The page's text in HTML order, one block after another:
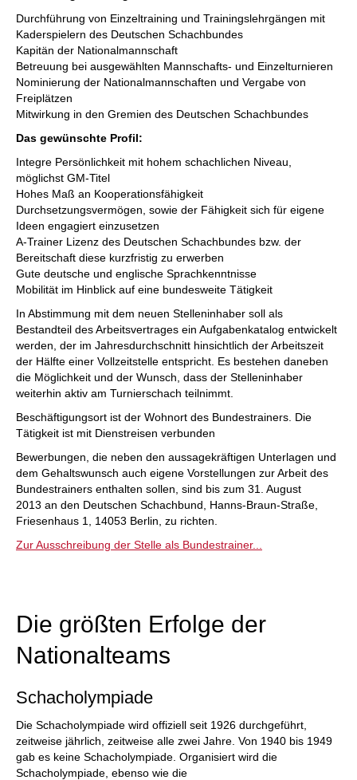
Durchführung von Einzeltraining und Trainingslehrgängen mit
Kaderspielern des Deutschen Schachbundes
Kapitän der Nationalmannschaft
Betreuung bei ausgewählten Mannschafts- und Einzelturnieren
Nominierung der Nationalmannschaften und Vergabe von
Freiplätzen
Mitwirkung in den Gremien des Deutschen Schachbundes
Das gewünschte Profil:
Integre Persönlichkeit mit hohem schachlichen Niveau,
möglichst GM-Titel
Hohes Maß an Kooperationsfähigkeit
Durchsetzungsvermögen, sowie der Fähigkeit sich für eigene
Ideen engagiert einzusetzen
A-Trainer Lizenz des Deutschen Schachbundes bzw. der
Bereitschaft diese kurzfristig zu erwerben
Gute deutsche und englische Sprachkenntnisse
Mobilität im Hinblick auf eine bundesweite Tätigkeit
In Abstimmung mit dem neuen Stelleninhaber soll als
Bestandteil des Arbeitsvertrages ein Aufgabenkatalog entwickelt
werden, der im Jahresdurchschnitt hinsichtlich der Arbeitszeit
der Hälfte einer Vollzeitstelle entspricht. Es bestehen daneben
die Möglichkeit und der Wunsch, dass der Stelleninhaber
weiterhin aktiv am Turnierschach teilnimmt.
Beschäftigungsort ist der Wohnort des Bundestrainers. Die
Tätigkeit ist mit Dienstreisen verbunden
Bewerbungen, die neben den aussagekräftigen Unterlagen und
dem Gehaltswunsch auch eigene Vorstellungen zur Arbeit des
Bundestrainers enthalten sollen, sind bis zum 31. August
2013 an den Deutschen Schachbund, Hanns-Braun-Straße,
Friesenhaus 1, 14053 Berlin, zu richten.
Zur Ausschreibung der Stelle als Bundestrainer...
Die größten Erfolge der
Nationalteams
Schacholympiade
Die Schacholympiade wird offiziell seit 1926 durchgeführt,
zeitweise jährlich, zeitweise alle zwei Jahre. Von 1940 bis 1949
gab es keine Schacholympiade. Organisiert wird die
Schacholympiade, ebenso wie die